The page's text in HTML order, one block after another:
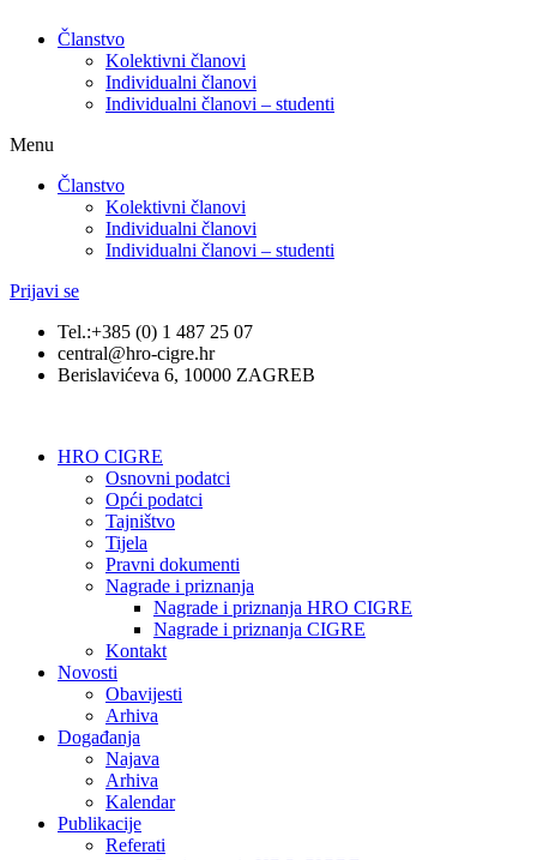
Članstvo
Kolektivni članovi
Individualni članovi
Individualni članovi – studenti
Menu
Članstvo
Kolektivni članovi
Individualni članovi
Individualni članovi – studenti
Prijavi se
Tel.:+385 (0) 1 487 25 07
central@hro-cigre.hr
Berislavićeva 6, 10000 ZAGREB
HRO CIGRE
Osnovni podatci​
Opći podatci
Tajništvo
Tijela
Pravni dokumenti
Nagrade i priznanja
Nagrade i priznanja HRO CIGRE
Nagrade i priznanja CIGRE
Kontakt
Novosti
Obavijesti
Arhiva
Događanja
Najava
Arhiva
Kalendar
Publikacije
Referati